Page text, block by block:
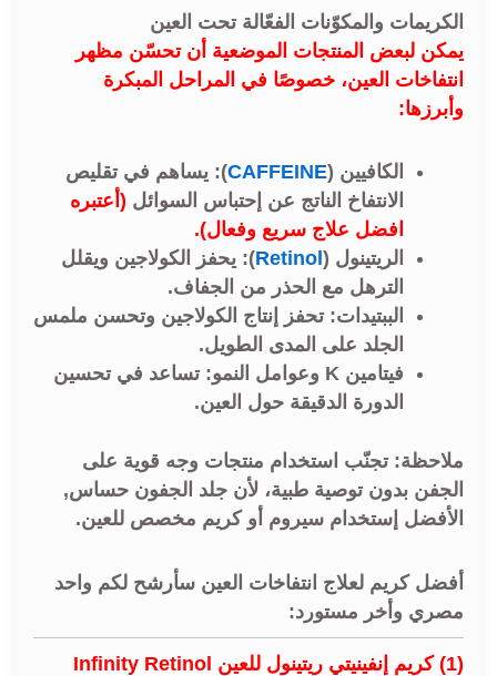
الكريمات والمكوّنات الفعّالة تحت العين
يمكن لبعض المنتجات الموضعية أن تحسّن مظهر
انتفاخات العين، خصوصًا في المراحل المبكرة
وأبرزها:
الكافيين (
CAFFEINE
)
: يساهم في تقليص
الانتفاخ الناتج عن إحتباس السوائل (أعتبره
افضل علاج سريع وفعال).
الريتينول (
Retinol
)
: يحفز الكولاجين ويقلل
الترهل مع الحذر من الجفاف.
الببتيدات: تحفز إنتاج الكولاجين وتحسن ملمس
الجلد على المدى الطويل.
فيتامين K وعوامل النمو:
تساعد في تحسين
الدورة الدقيقة حول العين.
ملاحظة: تجنّب استخدام منتجات وجه قوية على
الجفن بدون توصية طبية، لأن جلد الجفون حساس,
الأفضل إستخدام سيروم أو كريم مخصص للعين.
أفضل كريم لعلاج انتفاخات العين سأرشح لكم واحد
مصري وأخر مستورد:
(1) كريم إنفينيتي ريتينول للعين Infinity Retinol